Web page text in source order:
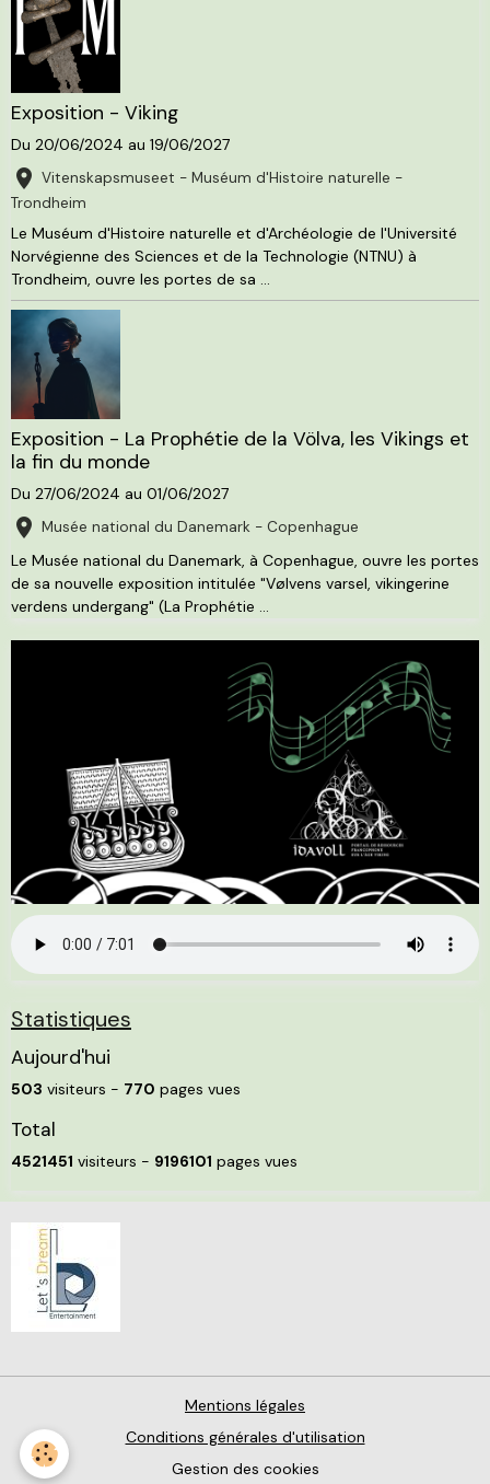
Exposition - Viking
Du 20/06/2024 au 19/06/2027
Vitenskapsmuseet - Muséum d'Histoire naturelle -
Trondheim
Le Muséum d'Histoire naturelle et d'Archéologie de l'Université
Norvégienne des Sciences et de la Technologie (NTNU) à
Trondheim, ouvre les portes de sa ...
Exposition - La Prophétie de la Völva, les Vikings et
la fin du monde
Du 27/06/2024 au 01/06/2027
Musée national du Danemark - Copenhague
Le Musée national du Danemark, à Copenhague, ouvre les portes
de sa nouvelle exposition intitulée "Vølvens varsel, vikingerine
verdens undergang" (La Prophétie ...
Statistiques
Aujourd'hui
503 visiteurs - 770 pages vues
Total
4521451 visiteurs - 9196101 pages vues
Mentions légales
Conditions générales d'utilisation
Gestion des cookies